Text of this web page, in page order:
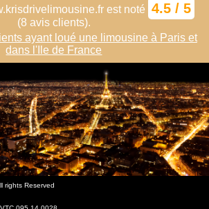
est noté 4.5 /5
(8 avis clients).
ayant loué une limousine à Paris et
dans l'Ile de France
rights Reserved